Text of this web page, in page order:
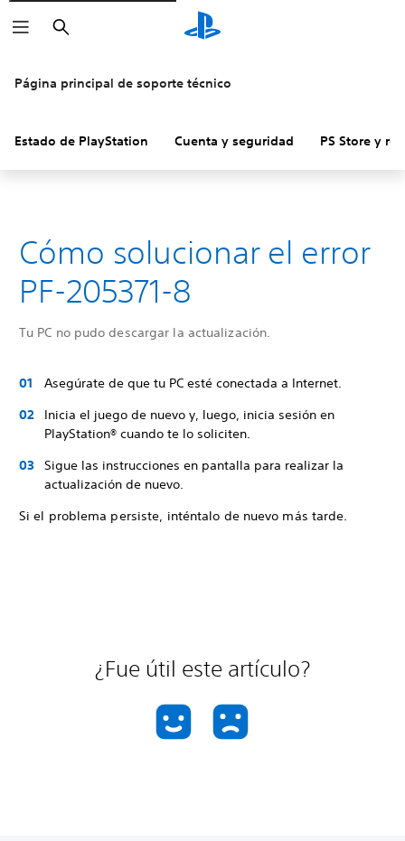
Buscar
Página principal de soporte técnico
Estado de PlayStation Cuenta y seguridad PS Store y
Cómo solucionar el error
PF-205371-8
Tu PC no pudo descargar la actualización.
Asegúrate de que tu PC esté conectada a Internet.
Inicia el juego de nuevo y, luego, inicia sesión en
PlayStation® cuando te lo soliciten.
Sigue las instrucciones en pantalla para realizar la
actualización de nuevo.
Si el problema persiste, inténtalo de nuevo más tarde.
¿Fue útil este artículo?